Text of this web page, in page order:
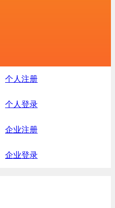
个人注册
个人登录
企业注册
企业登录